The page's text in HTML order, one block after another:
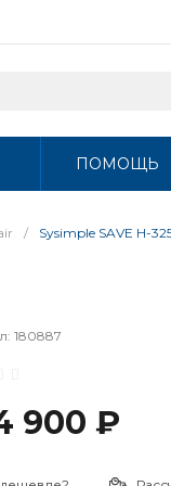
ПОМОЩЬ
/ Sysimple SAVE H-
180887
900 ₽